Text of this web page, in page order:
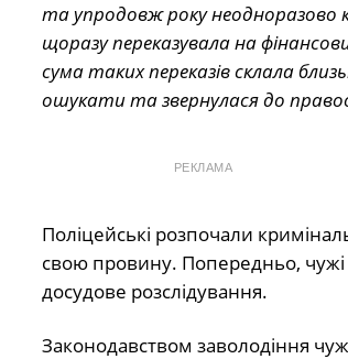
та упродовж року неодноразово
щоразу переказувала на
сума таких переказів склала
ошукати та звернулася до
РЕКЛАМА
Поліцейські розпочали
свою провину. Попередньо,
досудове розслідування.
Законодавством заволодіння